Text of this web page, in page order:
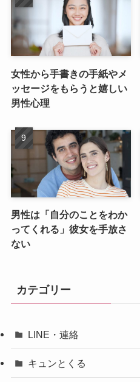
女性から手書きの手紙やメ
ッセージをもらうと嬉しい
男性心理
男性は「自分のことをわか
ってくれる」彼女を手放さ
ない
カテゴリー
LINE・連絡
キュンとくる